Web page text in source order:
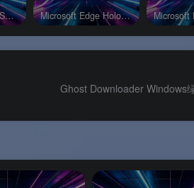
保障。
是预览频道中的“黄金选择”。
能在 Beta 版率先亮相。
、现代”。
Microsoft Edge IOS官方版 Microsoft Edge HoloLens 2测试版
Ghost Downloader Windows